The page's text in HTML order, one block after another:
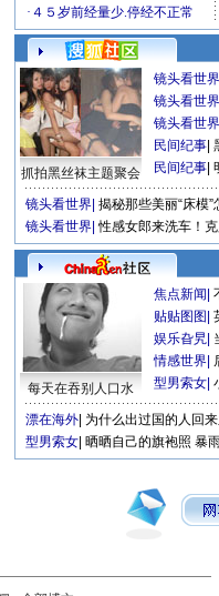
抓拍黑丝袜主题聚会
镜头看世界
镜头看世界
镜头看世界
民间纪事
民间纪事
镜头看世界 揭秘那些美丽“床模
镜头看世界 性感女郎来洗车！
每天在吞别人口水
焦点新闻
贴贴图图
娱乐旮旯
情感世界
型男索女
漂在海外 为什么出过国的人回
型男索女 晒晒自己的旗袍照 暴